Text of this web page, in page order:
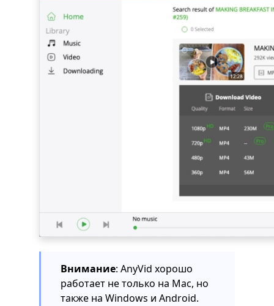
Внимание: AnyVid хорошо
работает не только на Mac, но
также на Windows и Android.